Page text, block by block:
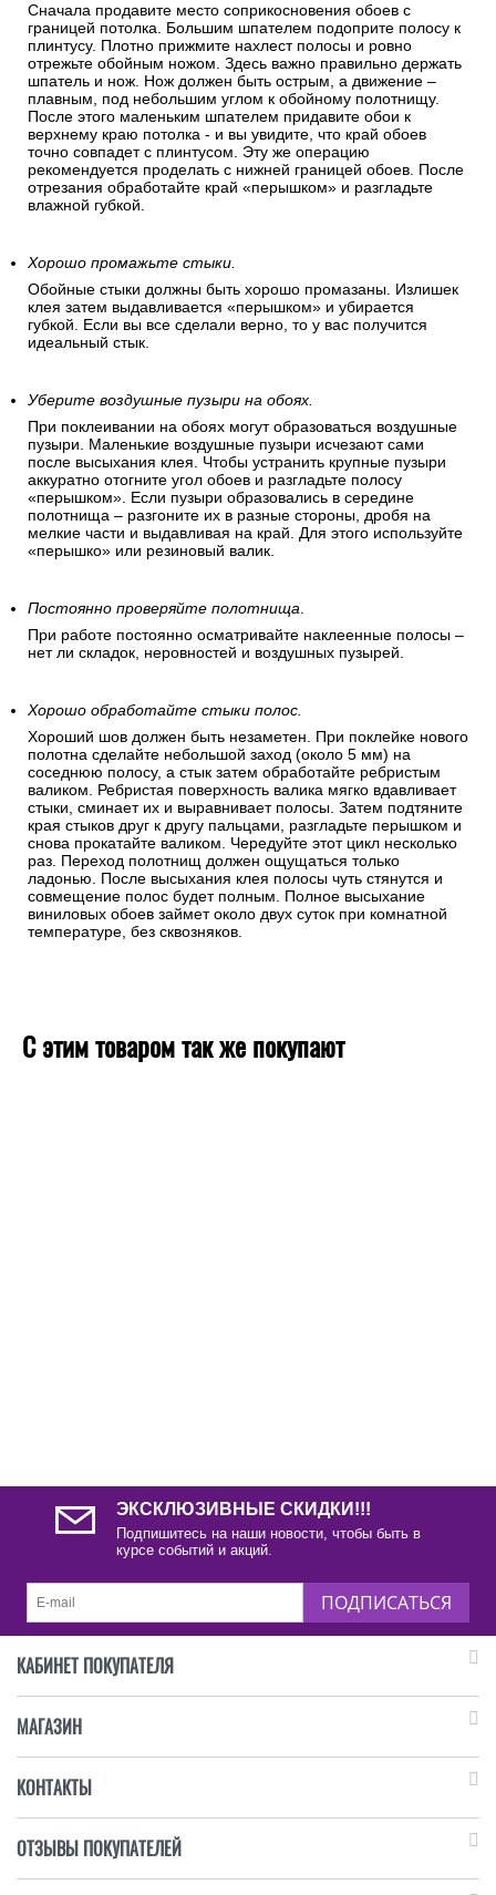
Сначала продавите место соприкосновения обоев с
границей потолка. Большим шпателем подоприте полосу к
плинтусу. Плотно прижмите нахлест полосы и ровно
отрежьте обойным ножом. Здесь важно правильно держать
шпатель и нож. Нож должен быть острым, а движение –
плавным, под небольшим углом к обойному полотнищу.
После этого маленьким шпателем придавите обои к
верхнему краю потолка - и вы увидите, что край обоев
точно совпадет с плинтусом. Эту же операцию
рекомендуется проделать с нижней границей обоев. После
отрезания обработайте край «перышком» и разгладьте
влажной губкой.
Хорошо промажьте стыки.
Обойные стыки должны быть хорошо промазаны. Излишек
клея затем выдавливается «перышком» и убирается
губкой. Если вы все сделали верно, то у вас получится
идеальный стык.
Уберите воздушные пузыри на обоях.
При поклеивании на обоях могут образоваться воздушные
пузыри. Маленькие воздушные пузыри исчезают сами
после высыхания клея. Чтобы устранить крупные пузыри
аккуратно отогните угол обоев и разгладьте полосу
«перышком». Если пузыри образовались в середине
полотнища – разгоните их в разные стороны, дробя на
мелкие части и выдавливая на край. Для этого используйте
«перышко» или резиновый валик.
Постоянно проверяйте полотнища.
При работе постоянно осматривайте наклеенные полосы –
нет ли складок, неровностей и воздушных пузырей.
Хорошо обработайте стыки полос.
Хороший шов должен быть незаметен. При поклейке нового
полотна сделайте небольшой заход (около 5 мм) на
соседнюю полосу, а стык затем обработайте ребристым
валиком. Ребристая поверхность валика мягко вдавливает
стыки, сминает их и выравнивает полосы. Затем подтяните
края стыков друг к другу пальцами, разгладьте перышком и
снова прокатайте валиком. Чередуйте этот цикл несколько
раз. Переход полотнищ должен ощущаться только
ладонью. После высыхания клея полосы чуть стянутся и
совмещение полос будет полным. Полное высыхание
виниловых обоев займет около двух суток при комнатной
температуре, без сквозняков.
С этим товаром так же покупают
ЭКСКЛЮЗИВНЫЕ СКИДКИ!!!
Подпишитесь на наши новости, чтобы быть в
курсе событий и акций.
ПОДПИСАТЬСЯ
КАБИНЕТ ПОКУПАТЕЛЯ
МАГАЗИН
КОНТАКТЫ
ОТЗЫВЫ ПОКУПАТЕЛЕЙ